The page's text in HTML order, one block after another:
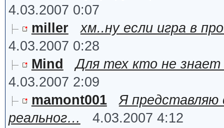
4.03.2007 0:07
miller
хм..ну если игра в
4.03.2007 0:28
Mind
Для тех кто не
4.03.2007 2:09
mamont001
Я
реальног…
4.03.2007 4:12